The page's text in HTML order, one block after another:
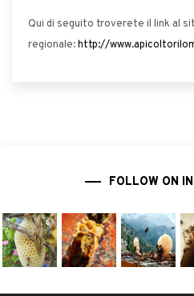
Qui di seguito troverete il link al
regionale:http://
FOLLOW ON